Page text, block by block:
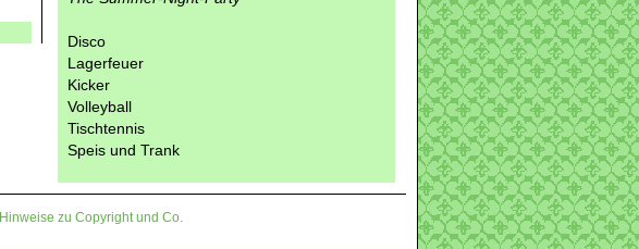
Disco
Lagerfeuer
Kicker
Volleyball
Tischtennis
Speis und Trank
Hinweise zu Copyright und Co.